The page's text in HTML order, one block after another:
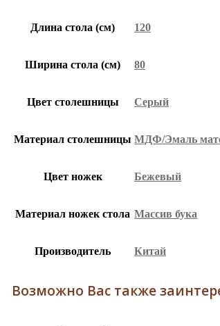
Длина стола (см) 120
Ширина стола (см) 80
Цвет столешницы Серый
Материал столешницы МДФ/Эмаль
Цвет ножек Бежевый
Материал ножек стола Массив бука
Производитель Китай
Возможно Вас также